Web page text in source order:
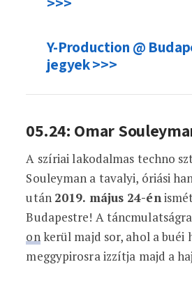
Y-Production @
jegyek >>>
05.24: Omar
A szíriai lakodalmas techno
Souleyman a tavalyi, óriási
után 2019. május 24-én
Budapestre! A
onkerül majd sor, ahol a buéi
meggypirosra izzítja majd a